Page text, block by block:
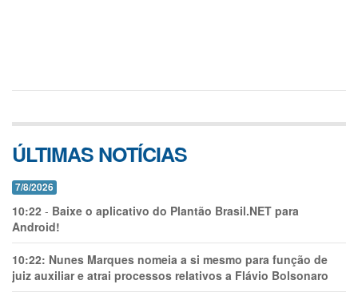
ÚLTIMAS NOTÍCIAS
7/8/2026
10:22 - Baixe o aplicativo do Plantão Brasil.NET para
Android!
10:22: Nunes Marques nomeia a si mesmo para função de
juiz auxiliar e atrai processos relativos a Flávio Bolsonaro